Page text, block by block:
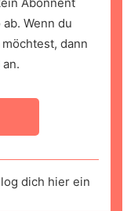
Abonnent
Wenn du
dann
an.
dich hier ein